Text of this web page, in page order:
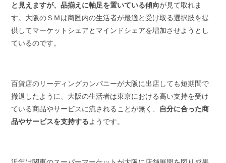
と見えますが、品揃えに軸足を置いている傾向が見て取れま
す。大阪のＳＭは商圏内の生活者が最適と受け取る選択肢を提
供してマーケットシェアとマインドシェアを増加させようとし
ているのです。
百貨店のリーディングカンパニーが大阪に出店しても短期間で
撤退したように、大阪の生活者は東京における高い支持を受け
ている商品やサービスに流されることが無く、 自分に合った商
品やサービスを支持するようです。